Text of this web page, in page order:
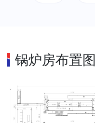
锅炉房布置图